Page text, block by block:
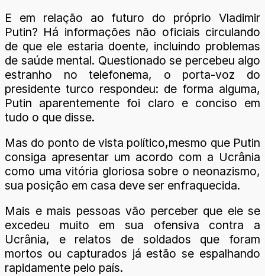
E em relação ao futuro do próprio Vladimir
Putin? Há informações não oficiais circulando
de que ele estaria doente, incluindo problemas
de saúde mental. Questionado se percebeu algo
estranho no telefonema, o porta-voz do
presidente turco respondeu: de forma alguma,
Putin aparentemente foi claro e conciso em
tudo o que disse.
Mas do ponto de vista político,mesmo que Putin
consiga apresentar um acordo com a Ucrânia
como uma vitória gloriosa sobre o neonazismo,
sua posição em casa deve ser enfraquecida.
Mais e mais pessoas vão perceber que ele se
excedeu muito em sua ofensiva contra a
Ucrânia, e relatos de soldados que foram
mortos ou capturados já estão se espalhando
rapidamente pelo país.